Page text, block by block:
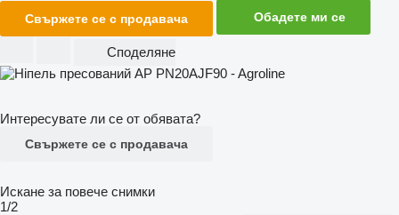
Свържете се с продавача Обадете ми се
Споделяне
Интересувате ли се от обявата?
Свържете се с продавача
Искане за повече снимки
1/2